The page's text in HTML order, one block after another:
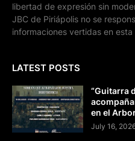
libertad de expresión sin
JBC de Piriápolis no se
informaciones vertidas en esta
LATEST POSTS
“Guitarra
en el
July 16,